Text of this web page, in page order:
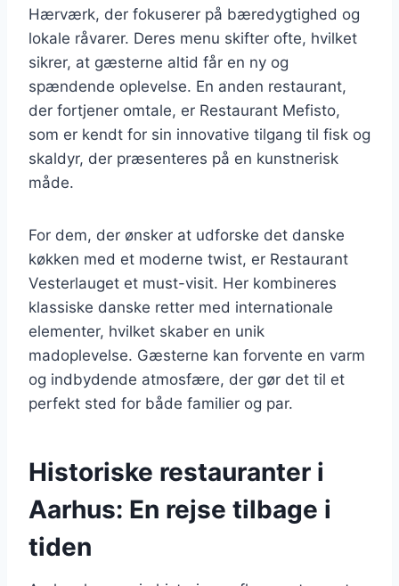
Hærværk, der fokuserer på bæredygtighed og
lokale råvarer. Deres menu skifter ofte, hvilket
sikrer, at gæsterne altid får en ny og
spændende oplevelse. En anden restaurant,
der fortjener omtale, er Restaurant Mefisto,
som er kendt for sin innovative tilgang til fisk og
skaldyr, der præsenteres på en kunstnerisk
måde.
For dem, der ønsker at udforske det danske
køkken med et moderne twist, er Restaurant
Vesterlauget et must-visit. Her kombineres
klassiske danske retter med internationale
elementer, hvilket skaber en unik
madoplevelse. Gæsterne kan forvente en varm
og indbydende atmosfære, der gør det til et
perfekt sted for både familier og par.
Historiske restauranter i
Aarhus: En rejse tilbage i
tiden